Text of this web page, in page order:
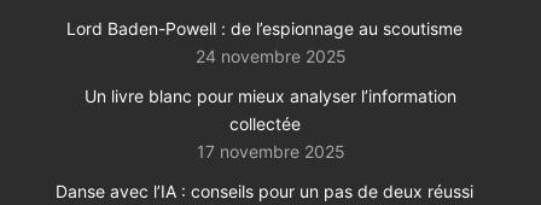
Lord Baden-Powell : de l’espionnage au scoutisme
24 novembre 2025
Un livre blanc pour mieux analyser l’information
collectée
17 novembre 2025
Danse avec l’IA : conseils pour un pas de deux réussi